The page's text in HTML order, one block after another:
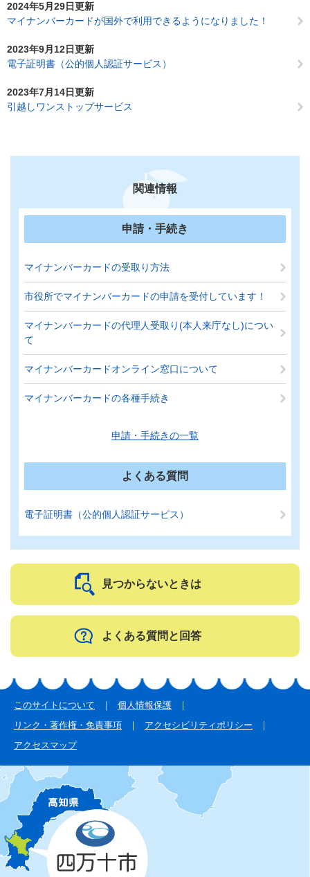
2024年5月29日更新
マイナンバーカードが国外で利用できるようになりました！
2023年9月12日更新
電子証明書（公的個人認証サービス）
2023年7月14日更新
引越しワンストップサービス
関連情報
申請・手続き
マイナンバーカードの受取り方法
市役所でマイナンバーカードの申請を受付しています！
マイナンバーカードの代理人受取り(本人来庁なし)につい
て
マイナンバーカードオンライン窓口について
マイナンバーカードの各種手続き
申請・手続きの一覧
よくある質問
電子証明書（公的個人認証サービス）
見つからないときは
よくある質問と回答
このサイトについて
個人情報保護
リンク・著作権・免責事項
アクセシビリティポリシー
アクセスマップ